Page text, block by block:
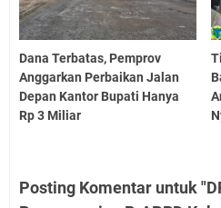
Dana Terbatas, Pemprov
Anggarkan Perbaikan Jalan
Depan Kantor Bupati Hanya
Rp 3 Miliar
Posting Komentar untuk